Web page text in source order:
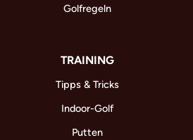
Golfregeln
TRAINING
Tipps & Tricks
Indoor-Golf
Putten